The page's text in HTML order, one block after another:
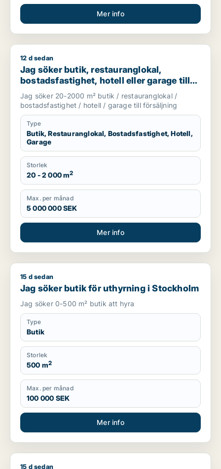
Mer info
Jag söker butik, restauranglokal, bostadsfastighet, hotell
12 d sedan
Jag söker butik, restauranglokal,
bostadsfastighet, hotell eller garage till
salu i Stockholms län
Jag söker 20-2000 m² butik / restauranglokal /
bostadsfastighet / hotell / garage till försäljning
Type
Butik, Restauranglokal, Bostadsfastighet, Hotell,
Garage
Storlek
20 - 2 000 m2
Max. per månad
5 000 000 SEK
Mer info
Jag söker butik för uthyrning i Stockholm
15 d sedan
Jag söker butik för uthyrning i Stockholm
Jag söker 0-500 m² butik att hyra
Type
Butik
Storlek
500 m2
Max. per månad
100 000 SEK
Mer info
Jag söker butik för uthyrning i Stockholm
15 d sedan